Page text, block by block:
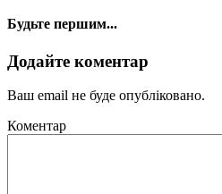
Будьте першим...
Додайте коментар
Ваш email не буде опубліковано.
Коментар